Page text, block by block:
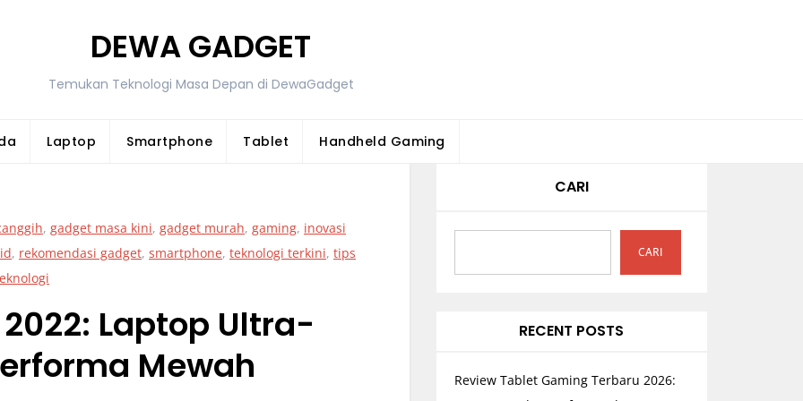
DEWA GADGET
Temukan Teknologi Masa Depan di DewaGadget
Laptop Smartphone Tablet Handheld Gaming
, gadget masa kini, gadget murah, gaming, inovasi
, rekomendasi gadget, smartphone, teknologi terkini, tips
2022: Laptop Ultra-
Mewah
CARI
CARI
RECENT POSTS
Review Tablet Gaming Terbaru 2026: